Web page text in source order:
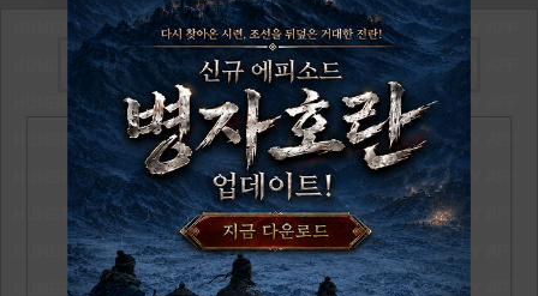
쏠트버그님의문화상품권 10,000원을 구매하였습니다.